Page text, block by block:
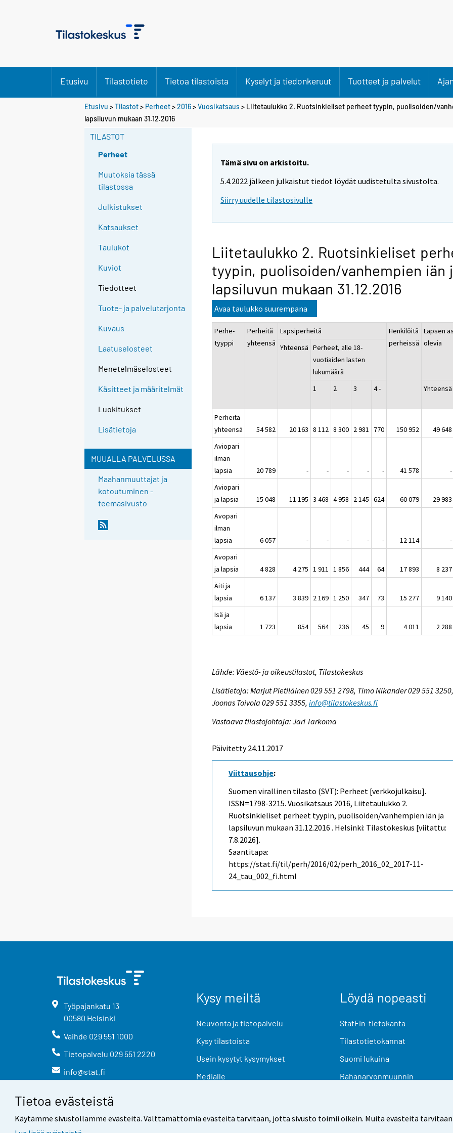
Tietoa evästeistä
Käytämme sivustollamme evästeitä. Välttämättömiä evästeitä tarvitaan, jotta sivusto toimii oikein. Muita evästeitä
Etusivu Tilastotieto Tietoa tilastoista Kyselyt ja tiedonkeruut Tuotteet ja palvelut
Etusivu >Tilastot> Perheet>2016>Vuosikatsaus> Liitetaulukko 2. Ruotsinkieliset perheet tyypin, puolisoiden/
lapsiluvun mukaan 31.12.2016
TILASTOT
Perheet
Muutoksia tässä
tilastossa
Julkistukset
Katsaukset
Taulukot
Kuviot
Tiedotteet
Tuote- ja palvelutarjonta
Kuvaus
Laatuselosteet
Menetelmäselosteet
Käsitteet ja määritelmät
Luokitukset
Lisätietoja
MUUALLA PALVELUSSA
Maahanmuuttajat ja
kotoutuminen -
teemasivusto
Tämä sivu on arkistoitu.
5.4.2022 jälkeen julkaistut tiedot löydät uudistetulta sivustolta.
Siirry uudelle tilastosivulle
Liitetaulukko 2. Ruotsinkieliset
tyypin, puolisoiden/vanhempien iän
lapsiluvun mukaan 31.12.2016
Avaa taulukko suurempana
Perhe-
tyyppi
Perheitä
yhteensä
Lapsiperheitä
Henkilöitä
perheissä
Lapsen
olevia
Yhteensä Perheet, alle 18-
vuotiaiden lasten
lukumäärä
1
2 3 4 - Yhteensä
Perheitä
yhteensä
54 582 20 163 8 112 8 300 2 981 770 150 952
49 648
Aviopari
ilman
lapsia
20 789 - - - - - 41 578
-
Aviopari
ja lapsia
15 048 11 195 3 468 4 958 2 145 624 60 079
29 983
Avopari
ilman
lapsia
6 057 - - - - - 12 114
-
Avopari
ja lapsia
4 828 4 275 1 911 1 856 444 64 17 893
8 237
Äiti ja
lapsia
6 137 3 839 2 169 1 250 347 73 15 277
9 140
Isä ja
lapsia
1 723 854 564 236 45 9 4 011 2 288
Lähde: Väestö- ja oikeustilastot, Tilastokeskus
Lisätietoja: Marjut Pietiläinen 029 551 2798, Timo Nikander 029 551
Joonas Toivola 029 551 3355,info@tilastokeskus.fi
Vastaava tilastojohtaja: Jari Tarkoma
Päivitetty 24.11.2017
Viittausohje:
Suomen virallinen tilasto (SVT): Perheet [verkkojulkaisu].
ISSN=1798-3215.Vuosikatsaus 2016, Liitetaulukko 2.
Ruotsinkieliset perheet tyypin, puolisoiden/vanhempien iän ja
lapsiluvun mukaan 31.12.2016 . Helsinki: Tilastokeskus [viitattu:
7.8.2026].
Saantitapa:
https://stat.fi/til/perh/2016/02/perh_2016_02_2017-11-
24_tau_002_fi.html
Työpajankatu 13
00580 Helsinki
Vaihde 029 551 1000
Tietopalvelu 029 551 2220
info@stat.fi
Kysy meiltä
Neuvonta ja tietopalvelu
Kysy tilastoista
Usein kysytyt kysymykset
Medialle
Löydä nopeasti
StatFin-tietokanta
Tilastotietokannat
Suomi lukuina
Rahanarvonmuunnin